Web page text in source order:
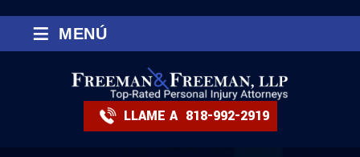
LLAME A 818-992-2919
≡ MENÚ